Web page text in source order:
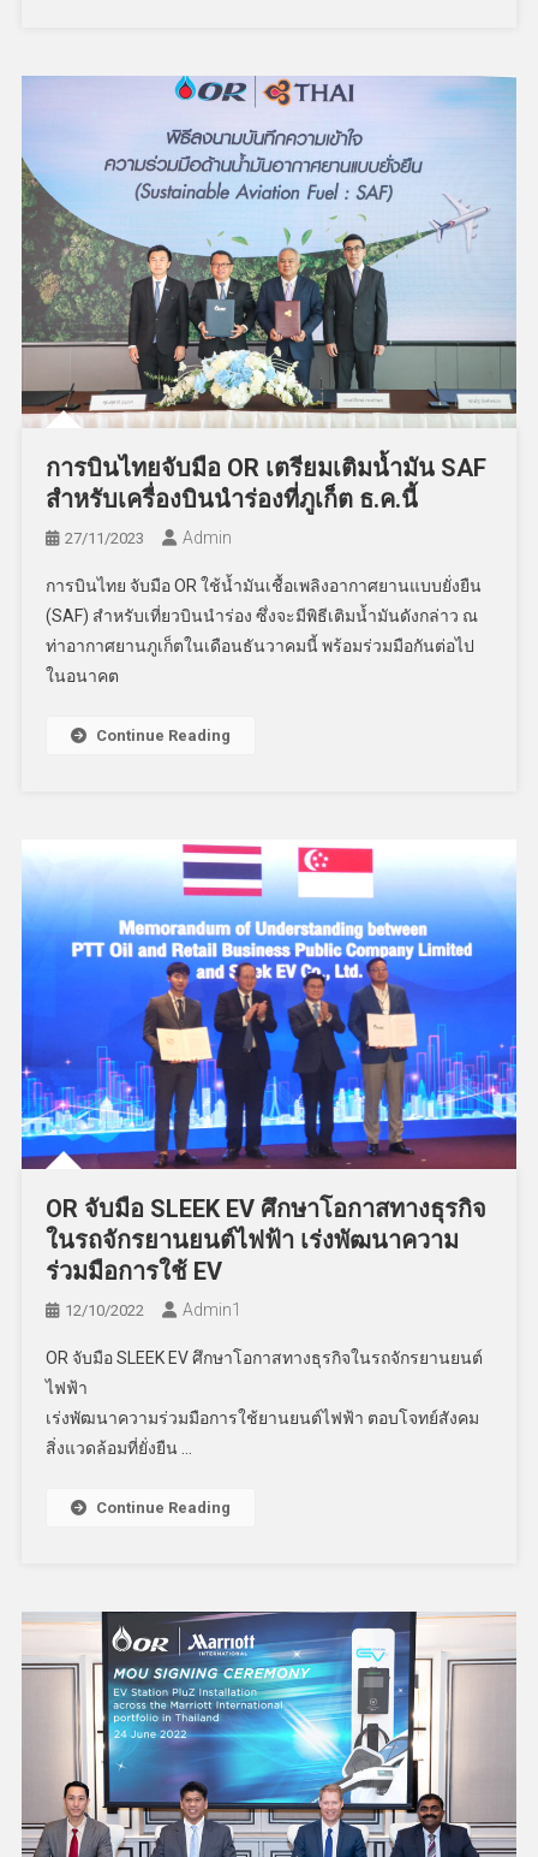
การบินไทยจับมือ OR เตรียมเติมน้ำมัน SAF
สำหรับเครื่องบินนำร่องที่ภูเก็ต ธ.ค.นี้
27/11/2023 Admin
การบินไทย จับมือ OR ใช้น้ำมันเชื้อเพลิงอากาศยานแบบยั่งยืน
(SAF) สำหรับเที่ยวบินนำร่อง ซึ่งจะมีพิธีเติมน้ำมันดังกล่าว ณ
ท่าอากาศยานภูเก็ตในเดือนธันวาคมนี้ พร้อมร่วมมือกันต่อไป
ในอนาคต
Continue Reading
OR จับมือ SLEEK EV ศึกษาโอกาสทางธุรกิจ
ในรถจักรยานยนต์ไฟฟ้า เร่งพัฒนาความ
ร่วมมือการใช้ EV
12/10/2022 Admin​1
OR จับมือ SLEEK EV ศึกษาโอกาสทางธุรกิจในรถจักรยานยนต์
ไฟฟ้า
เร่งพัฒนาความร่วมมือการใช้ยานยนต์ไฟฟ้า ตอบโจทย์สังคม
สิ่งแวดล้อมที่ยั่งยืน …
Continue Reading